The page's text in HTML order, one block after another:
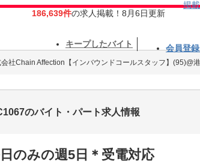
186,639件の求人掲載！8月6日更新
掲
キープしたバイト 会員登
社Chain Affection【インバウンドコールスタッフ】(95)@
のバイト・パート求人情報
のみの週5日＊受電対応